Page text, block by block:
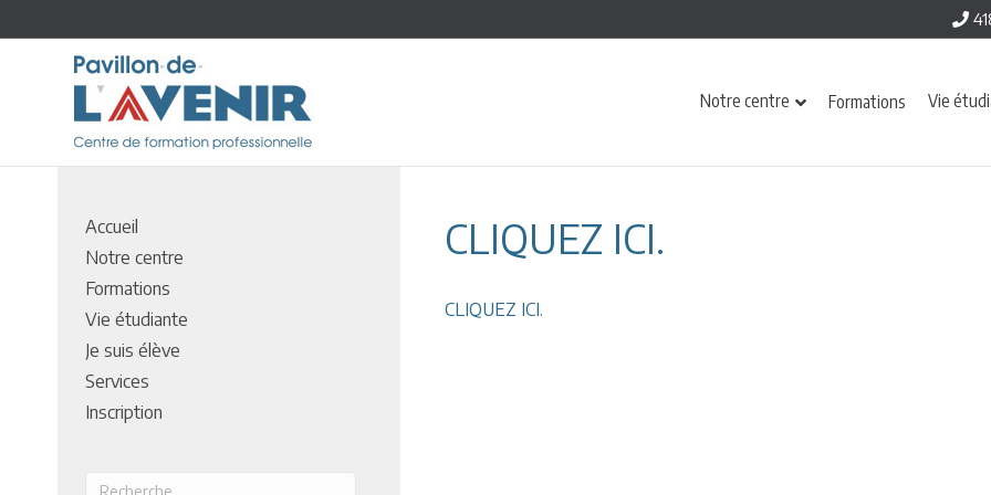
Notre centre Formations Vie
Accueil
Notre centre
Formations
Vie étudiante
Je suis élève
Services
Inscription
CLIQUEZ ICI.
CLIQUEZ ICI.